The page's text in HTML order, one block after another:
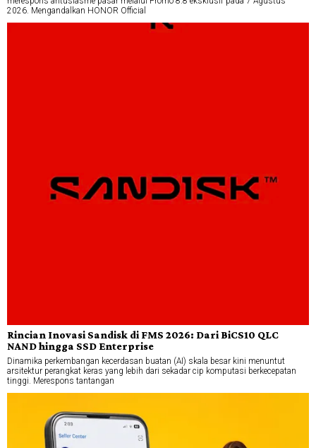
2026. Mengandalkan HONOR Official
Rincian Inovasi Sandisk di FMS 2026: Dari BiCS10 QLC
NAND hingga SSD Enterprise
Dinamika perkembangan kecerdasan buatan (AI) skala besar kini menuntut
arsitektur perangkat keras yang lebih dari sekadar cip komputasi berkecepatan
tinggi. Merespons tantangan